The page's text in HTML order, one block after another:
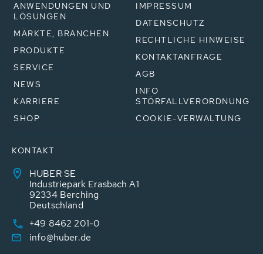
ANWENDUNGEN UND
LÖSUNGEN
MÄRKTE, BRANCHEN
PRODUKTE
SERVICE
NEWS
KARRIERE
SHOP
IMPRESSUM
DATENSCHUTZ
RECHTLICHE HINWEISE
KONTAKTANFRAGE
AGB
INFO
STÖRFALLVERORDNUNG
COOKIE-VERWALTUNG
KONTAKT
HUBER SE
Industriepark Erasbach A1
92334 Berching
Deutschland
+49 8462 201-0
info@huber.de